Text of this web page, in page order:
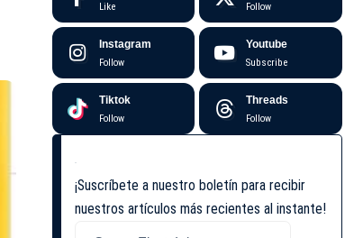
Like Follow
Instagram
Follow
Youtube
Subscribe
Tiktok
Follow
Threads
Follow
¡Suscríbete a nuestro boletín para recibir
nuestros artículos más recientes al instante!